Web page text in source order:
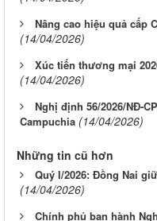
Nâng cao hiệu quả cấp
(14/04/2026)
Xúc tiến thương mại
(14/04/2026)
Nghị định 56/2026/NĐ-
Campuchia (14/04/2026)
Những tin cũ hơn
Quý I/2026: Đồng Nai
(14/04/2026)
Chính phủ ban hành